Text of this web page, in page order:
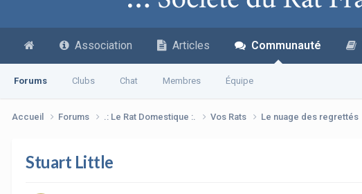
Association Articles Communauté
Forums Clubs Chat Membres Équipe
Accueil Forums .: Le Rat Domestique :. Vos Rats Le nuage des regrettés
Stuart Little